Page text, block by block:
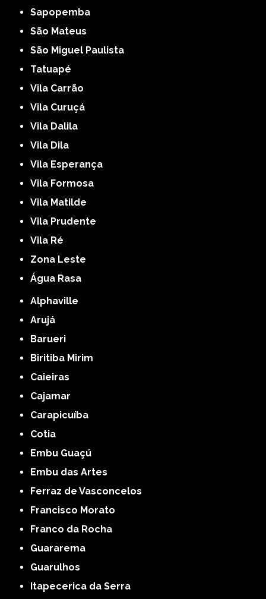
Sapopemba
São Mateus
São Miguel Paulista
Tatuapé
Vila Carrão
Vila Curuçá
Vila Dalila
Vila Dila
Vila Esperança
Vila Formosa
Vila Matilde
Vila Prudente
Vila Ré
Zona Leste
Água Rasa
Alphaville
Arujá
Barueri
Biritiba Mirim
Caieiras
Cajamar
Carapicuíba
Cotia
Embu Guaçú
Embu das Artes
Ferraz de Vasconcelos
Francisco Morato
Franco da Rocha
Guararema
Guarulhos
Itapecerica da Serra